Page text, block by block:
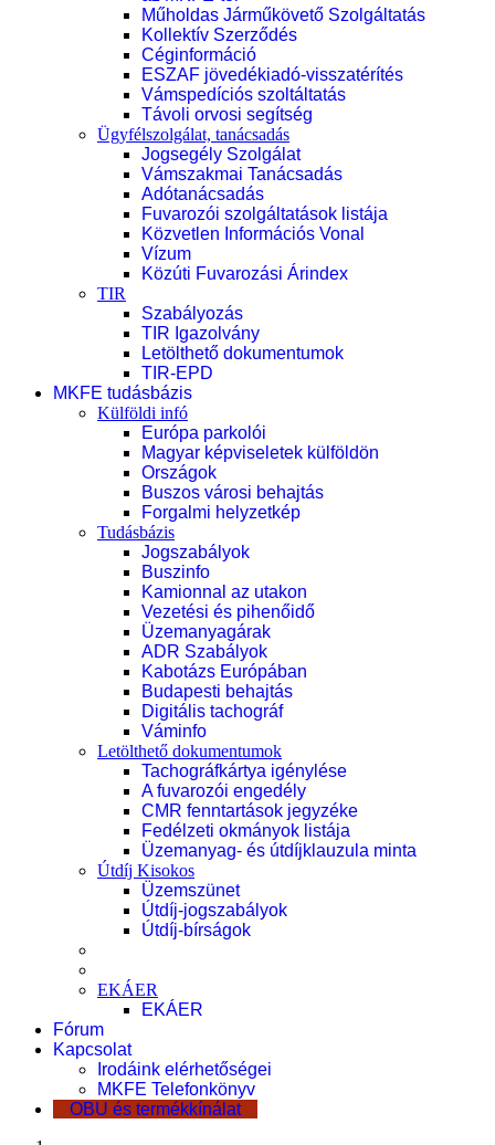
Műholdas Járműkövető Szolgáltatás
Kollektív Szerződés
Céginformáció
ESZAF jövedékiadó-visszatérítés
Vámspedíciós szoltáltatás
Távoli orvosi segítség
Ügyfélszolgálat, tanácsadás
Jogsegély Szolgálat
Vámszakmai Tanácsadás
Adótanácsadás
Fuvarozói szolgáltatások listája
Közvetlen Információs Vonal
Vízum
Közúti Fuvarozási Árindex
TIR
Szabályozás
TIR Igazolvány
Letölthető dokumentumok
TIR-EPD
MKFE tudásbázis
Külföldi infó
Európa parkolói
Magyar képviseletek külföldön
Országok
Buszos városi behajtás
Forgalmi helyzetkép
Tudásbázis
Jogszabályok
Buszinfo
Kamionnal az utakon
Vezetési és pihenőidő
Üzemanyagárak
ADR Szabályok
Kabotázs Európában
Budapesti behajtás
Digitális tachográf
Váminfo
Letölthető dokumentumok
Tachográfkártya igénylése
A fuvarozói engedély
CMR fenntartások jegyzéke
Fedélzeti okmányok listája
Üzemanyag- és útdíjklauzula minta
Útdíj Kisokos
Üzemszünet
Útdíj-jogszabályok
Útdíj-bírságok
EKÁER
EKÁER
Fórum
Kapcsolat
Irodáink elérhetőségei
MKFE Telefonkönyv
OBU és termékkínálat